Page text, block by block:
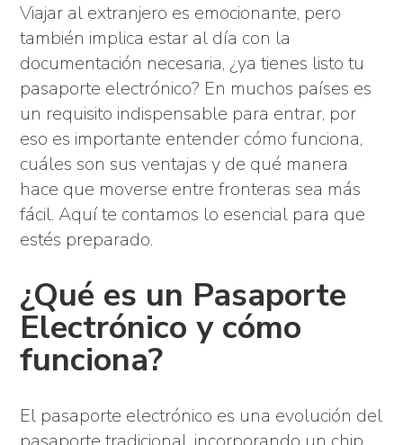
Viajar al extranjero es emocionante, pero
también implica estar al día con la
documentación necesaria, ¿ya tienes listo tu
pasaporte electrónico? En muchos países es
un requisito indispensable para entrar, por
eso es importante entender cómo funciona,
cuáles son sus ventajas y de qué manera
hace que moverse entre fronteras sea más
fácil. Aquí te contamos lo esencial para que
estés preparado.
¿Qué es un Pasaporte
Electrónico y cómo
funciona?
El pasaporte electrónico es una evolución del